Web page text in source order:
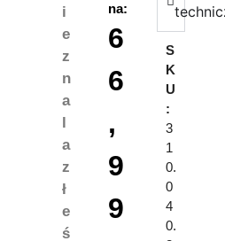
i
e
z
n
a
l
a
z
ł
e
ś
na:
6
6
,
9
9
S
K
U
:
3
1
0.
0
4
0.